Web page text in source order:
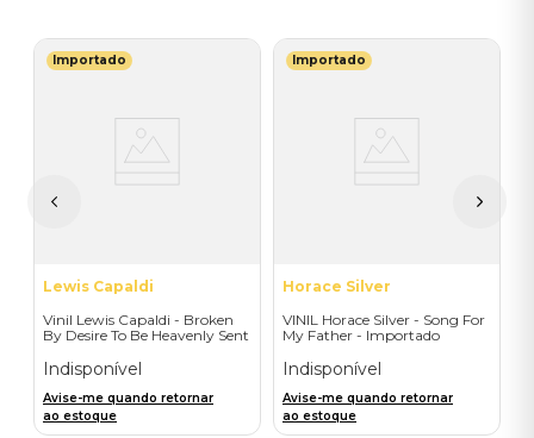
Importado
Lewis Capaldi
Vinil Lewis Capaldi - Broken
By Desire To Be Heavenly Sent
Indisponível
Avise-me quando retornar
ao estoque
Importado
Horace Silver
VINIL Horace Silver - Song For
My Father - Importado
Indisponível
Avise-me quando retornar
ao estoque